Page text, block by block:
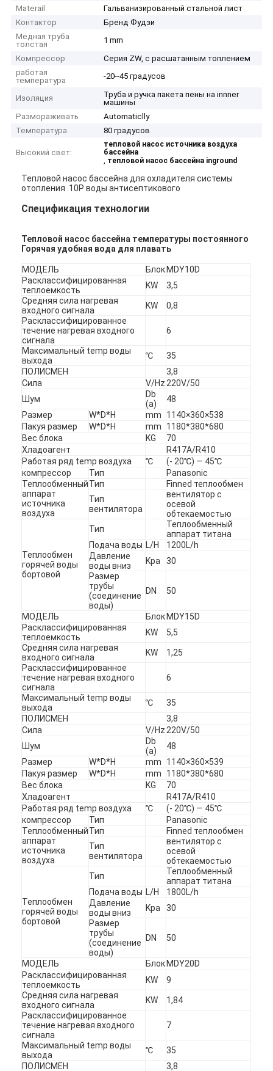
Главная страница
Ролики
VR - шоу
О нас
Наша фабрика
Качество управления
связаться с нами
Все случаи
Blog
теперь говорите
Ecer
Materail
Гальванизированный стальной лист
Контактор
Бренд Фудзи
Медная труба
толстая
1 mm
Компрессор
Серия ZW, с расшатанным топлением
работая
температура
-20--45 градусов
Изоляция
Труба и ручка пакета пены на innner
машины
Размораживать
Automaticlly
Температура
80 градусов
Высокий свет:
тепловой насос источника воздуха
бассейна
, тепловой насос бассейна inground
Тепловой насос бассейна для охладителя системы
отопления .10P воды антисептикового
Спецификация технологии
Тепловой насос бассейна температуры постоянного
Горячая удобная вода для плавать
МОДЕЛЬ Блок MDY10D
Расклассифицированная
теплоемкость
KW
3,5
Средняя сила нагревая
входного сигнала
KW
0,8
Расклассифицированное
течение нагревая входного
сигнала
6
Максимальный temp воды
выхода
℃
35
ПОЛИСМЕН
3,8
Сила
V/Hz 220V/50
Шум
Db
(a)
48
Размер
W*D*H mm
1140×360×538
Пакуя размер
W*D*H mm
1180*380*680
Вес блока
KG
70
Хладоагент
R417A/R410
Работая ряд temp воздуха
℃
(- 20℃) — 45℃
компрессор
Тип
Panasonic
Теплообменный
аппарат
источника
воздуха
Тип
Finned теплообмен
Тип
вентилятора
вентилятор с
осевой
обтекаемостью
Теплообмен
горячей воды
бортовой
Тип
Теплообменный
аппарат титана
Подача воды L/H
1200L/h
Давление
воды вниз
Kpa
30
Размер
трубы
(соединение
воды)
DN 50
МОДЕЛЬ Блок MDY15D
Расклассифицированная
теплоемкость
KW
5,5
Средняя сила нагревая
входного сигнала
KW
1,25
Расклассифицированное
течение нагревая входного
сигнала
6
Максимальный temp воды
выхода
℃
35
ПОЛИСМЕН
3,8
Сила
V/Hz 220V/50
Шум
Db
(a)
48
Размер
W*D*H mm
1140×360×539
Пакуя размер
W*D*H mm
1180*380*680
Вес блока
KG
70
Хладоагент
R417A/R410
Работая ряд temp воздуха
℃
(- 20℃) — 45℃
компрессор
Тип
Panasonic
Теплообменный
аппарат
источника
воздуха
Тип
Finned теплообмен
Тип
вентилятора
вентилятор с
осевой
обтекаемостью
Теплообмен
горячей воды
бортовой
Тип
Теплообменный
аппарат титана
Подача воды L/H
1800L/h
Давление
воды вниз
Kpa
30
Размер
трубы
(соединение
воды)
DN 50
МОДЕЛЬ Блок MDY20D
Расклассифицированная
теплоемкость
KW
9
Средняя сила нагревая
входного сигнала
KW
1,84
Расклассифицированное
течение нагревая входного
сигнала
7
Максимальный temp воды
выхода
℃
35
ПОЛИСМЕН
3,8